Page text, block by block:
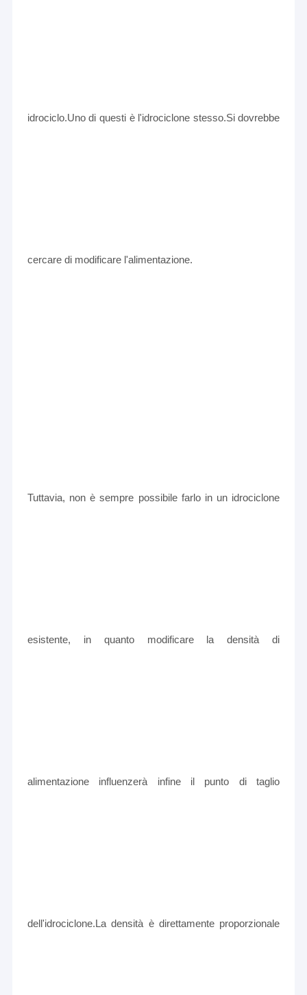
idrociclo.Uno di questi è l'idrociclone stesso.Si dovrebbe
cercare di modificare l'alimentazione.
Tuttavia, non è sempre possibile farlo in un idrociclone
esistente, in quanto modificare la densità di
alimentazione influenzerà infine il punto di taglio
dell'idrociclone.La densità è direttamente proporzionale